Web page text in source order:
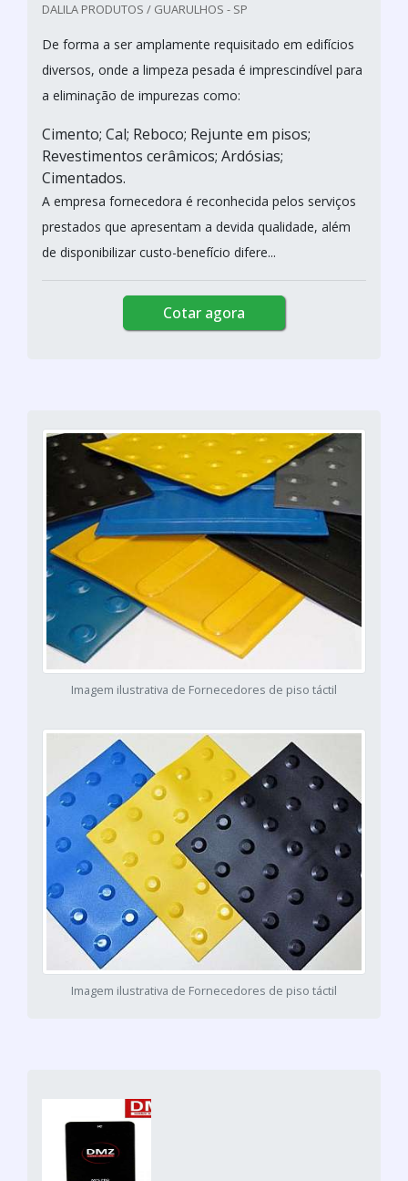
DALILA PRODUTOS / GUARULHOS - SP
De forma a ser amplamente requisitado em edifícios
diversos, onde a limpeza pesada é imprescindível para
a eliminação de impurezas como:
Cimento; Cal; Reboco; Rejunte em pisos;
Revestimentos cerâmicos; Ardósias;
Cimentados.
A empresa fornecedora é reconhecida pelos serviços
prestados que apresentam a devida qualidade, além
de disponibilizar custo-benefício difere...
Cotar agora
Imagem ilustrativa de Fornecedores de piso táctil
Imagem ilustrativa de Fornecedores de piso táctil